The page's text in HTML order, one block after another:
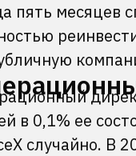
пять месяцев
в 0,1% ее
случайно. В